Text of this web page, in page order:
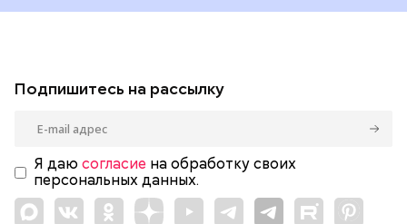
Подпишитесь на рассылку
Я даю согласие на обработку своих
персональных данных.